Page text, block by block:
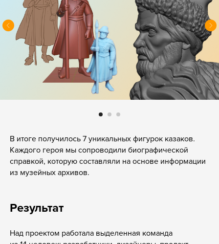
В итоге получилось 7 уникальных фигурок казаков.
Каждого героя мы сопроводили биографической
справкой, которую составляли на основе информации
из музейных архивов.
Результат
Над проектом работала выделенная команда